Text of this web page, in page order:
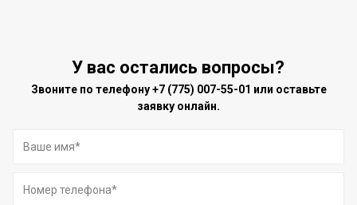
У вас остались вопросы?
Звоните по телефону+7 (775) 007-55-01 или оставьте
заявку онлайн.